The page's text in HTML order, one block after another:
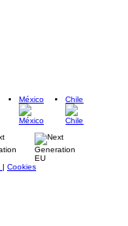
México Chile
| Cookies